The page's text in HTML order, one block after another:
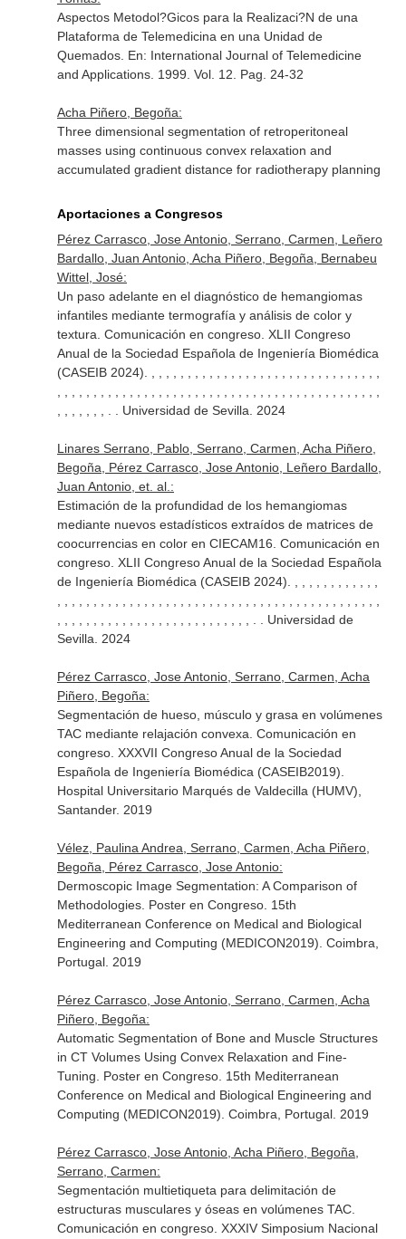
Aspectos Metodol?Gicos para la Realizaci?N de una
Plataforma de Telemedicina en una Unidad de
Quemados. En: International Journal of Telemedicine
and Applications. 1999. Vol. 12. Pag. 24-32
Acha Piñero, Begoña:
Three dimensional segmentation of retroperitoneal
masses using continuous convex relaxation and
accumulated gradient distance for radiotherapy planning
Aportaciones a Congresos
Pérez Carrasco, Jose Antonio, Serrano, Carmen, Leñero
Bardallo, Juan Antonio, Acha Piñero, Begoña, Bernabeu
Wittel, José:
Un paso adelante en el diagnóstico de hemangiomas
infantiles mediante termografía y análisis de color y
textura. Comunicación en congreso. XLII Congreso
Anual de la Sociedad Española de Ingeniería Biomédica
(CASEIB 2024). , , , , , , , , , , , , , , , , , , , , , , , , , , , , , , , ,
, , , , , , , . . Universidad de Sevilla. 2024
Linares Serrano, Pablo, Serrano, Carmen, Acha Piñero,
Begoña, Pérez Carrasco, Jose Antonio, Leñero Bardallo,
Juan Antonio, et. al.:
Estimación de la profundidad de los hemangiomas
mediante nuevos estadísticos extraídos de matrices de
coocurrencias en color en CIECAM16. Comunicación en
congreso. XLII Congreso Anual de la Sociedad Española
de Ingeniería Biomédica (CASEIB 2024). , , , , , , , , , , , ,
, , , , , , , , , , , , , , , , , , , , , , , , , , , . . Universidad de
Sevilla. 2024
Pérez Carrasco, Jose Antonio, Serrano, Carmen, Acha
Piñero, Begoña:
Segmentación de hueso, músculo y grasa en volúmenes
TAC mediante relajación convexa. Comunicación en
congreso. XXXVII Congreso Anual de la Sociedad
Española de Ingeniería Biomédica (CASEIB2019).
Hospital Universitario Marqués de Valdecilla (HUMV),
Santander. 2019
Vélez, Paulina Andrea, Serrano, Carmen, Acha Piñero,
Begoña, Pérez Carrasco, Jose Antonio:
Dermoscopic Image Segmentation: A Comparison of
Methodologies. Poster en Congreso. 15th
Mediterranean Conference on Medical and Biological
Engineering and Computing (MEDICON2019). Coimbra,
Portugal. 2019
Pérez Carrasco, Jose Antonio, Serrano, Carmen, Acha
Piñero, Begoña:
Automatic Segmentation of Bone and Muscle Structures
in CT Volumes Using Convex Relaxation and Fine-
Tuning. Poster en Congreso. 15th Mediterranean
Conference on Medical and Biological Engineering and
Computing (MEDICON2019). Coimbra, Portugal. 2019
Pérez Carrasco, Jose Antonio, Acha Piñero, Begoña,
Serrano, Carmen:
Segmentación multietiqueta para delimitación de
estructuras musculares y óseas en volúmenes TAC.
Comunicación en congreso. XXXIV Simposium Nacional